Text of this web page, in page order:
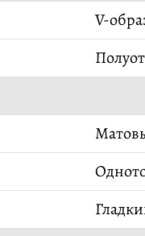
V-